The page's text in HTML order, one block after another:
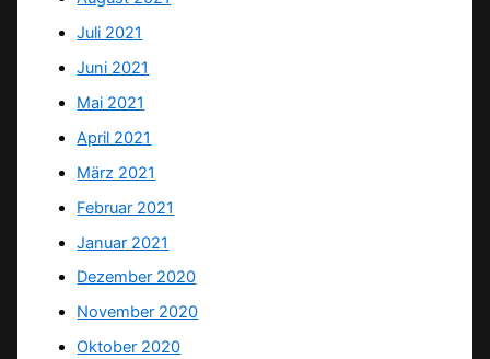
Juli 2021
Juni 2021
Mai 2021
April 2021
März 2021
Februar 2021
Januar 2021
Dezember 2020
November 2020
Oktober 2020